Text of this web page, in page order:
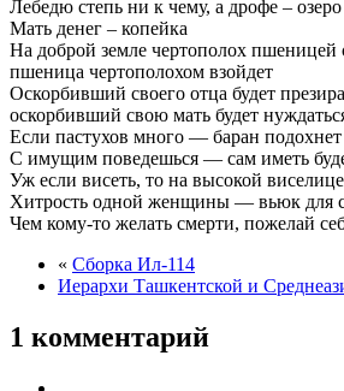
Лебедю степь ни к чему, а дрофе – озеро
Мать денег – копейка
На доброй земле чертополох
пшеница чертополохом взойдет
Оскорбивший своего отца будет
оскорбивший свою мать будет
Если пастухов много — баран подохнет
С имущим поведешься — сам иметь
Уж если висеть, то на высокой виселице
Хитрость одной женщины — вьюк для
Чем кому-то желать смерти, пожелай
« Сборка Ил-114
Иерархи Ташкентской и
1 комментарий